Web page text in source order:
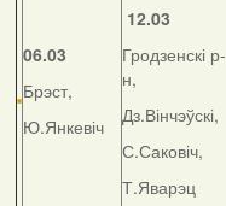
06.03
Брэст,
Ю.Янкевіч
12.03
Гродзенскі р-
н,
Дз.Вінчэўскі,
С.Саковіч,
Т.Яварэц